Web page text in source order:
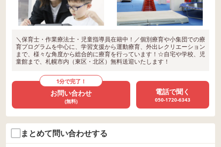
＼保育士・作業療法士・児童指導員在籍中！／個別療育や小集団での療
育プログラムを中心に、学習支援から運動療育、外出レクリエーション
まで、様々な角度から総合的に療育を行っています！☆自宅や学校、児
童館まで、札幌市内（東区・北区）無料送迎いたします！
1分で完了！
お問い合わせ
(無料)
電話で聞く
050-1720-6343
まとめて問い合わせする